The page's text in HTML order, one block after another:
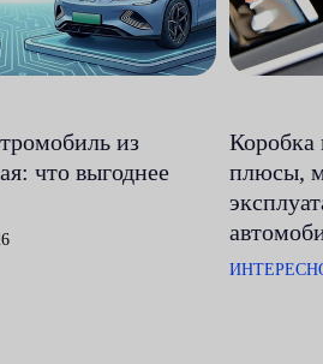
из
что выгоднее
Коробка
плюсы,